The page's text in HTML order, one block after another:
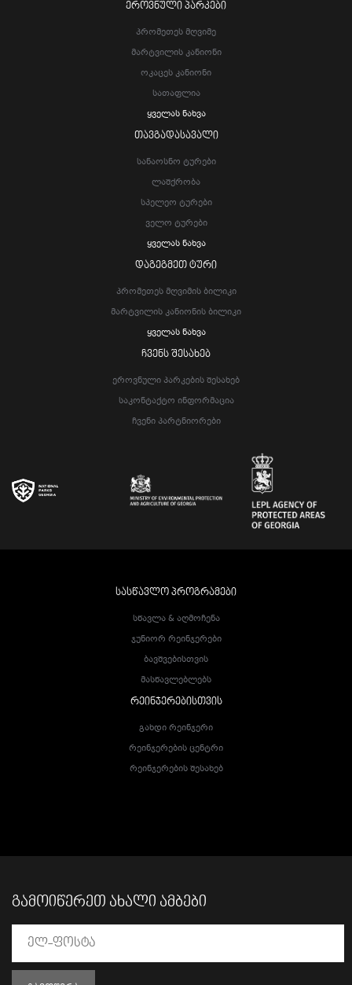
ᲔᲠᲝᲕᲜᲣᲚᲘ ᲞᲐᲠᲙᲔᲑᲘ
Პრომეთეს Მღვიმე
Მარტვილის Კანიონი
Ოკაცეს Კანიონი
Სათაფლია
Ყველას Ნახვა
ᲗᲐᲕᲒᲐᲓᲐᲡᲐᲕᲐᲚᲘ
Სანაოსნო Ტურები
Ლაშქრობა
Სპელეო Ტურები
Ველო Ტურები
Ყველას Ნახვა
ᲓᲐᲒᲔᲒᲛᲔᲗ ᲢᲣᲠᲘ
Პრომეთეს Მღვიმის Ბილიკი
Მარტვილის Კანიონის Ბილიკი
Ყველას Ნახვა
ᲩᲕᲔᲜᲡ ᲨᲔᲡᲐᲮᲔᲑ
Ეროვნული Პარკების Შესახებ
Საკონტაქტო Ინფორმაცია
Ჩვენი Პარტნიორები
ᲡᲐᲡᲬᲐᲕᲚᲝ ᲞᲠᲝᲒᲠᲐᲛᲔᲑᲘ
Სწავლა & Აღმოჩენა
Ჯუნიორ Რეინჯერები
Ბავშვებისთვის
Მასწავლებლებს
ᲠᲔᲘᲜᲯᲔᲠᲔᲑᲘᲡᲗᲕᲘᲡ
Გახდი Რეინჯერი
Რეინჯერების Ცენტრი
Რეინჯერების Შესახებ
ᲒᲐᲛᲝᲘᲬᲔᲠᲔᲗ ᲐᲮᲐᲚᲘ ᲐᲛᲑᲔᲑᲘ